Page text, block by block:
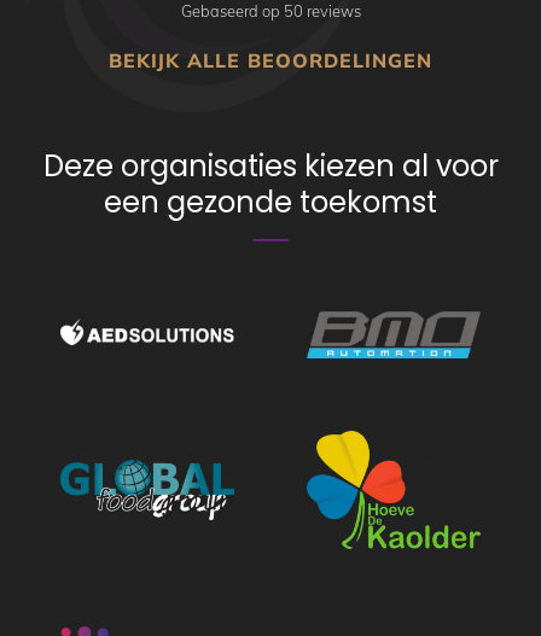
Gebaseerd op 50 reviews
BEKIJK ALLE BEOORDELINGEN
Deze organisaties kiezen al voor
een gezonde toekomst